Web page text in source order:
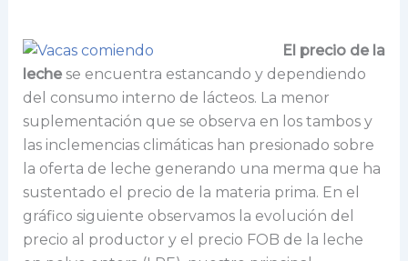
El precio de la
lechese encuentra estancando y dependiendo
del consumo interno de lácteos. La menor
suplementación que se observa en los tambos y
las inclemencias climáticas han presionado sobre
la oferta de leche generando una merma que ha
sustentado el precio de la materia prima. En el
gráfico siguiente observamos la evolución del
precio al productor y el precio FOB de la leche